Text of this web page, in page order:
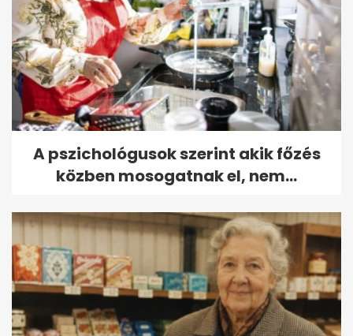
A pszichológusok szerint akik főzés
közben mosogatnak el, nem...